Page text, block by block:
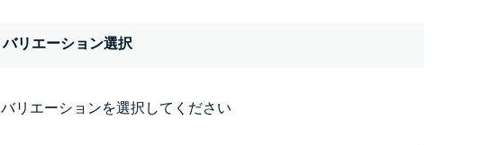
バリエーション選択
バリエーションを選択してください